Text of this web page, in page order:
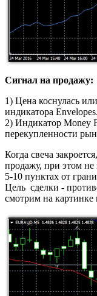
Сигнал на продажу:
1) Цена коснулась
индикатора Envelopes.
2) Индикатор Money
перекупленности
Когда свеча
продажу, при этом не
5-10 пунктах от
Цель сделки -
смотрим на картинке